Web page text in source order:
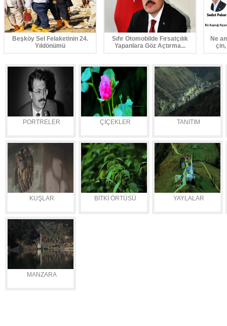
Beşköy Sel Felaketinin 24.
Yıldönümü
Sıfır Otomobilde Fırsatçılık
Yapanlara Göz Açtırma...
Ne
PORTRELER ÇİÇEKLER TANITIM
KUŞLAR BİTKİ ÖRTÜSÜ YAYLALAR
MANZARA